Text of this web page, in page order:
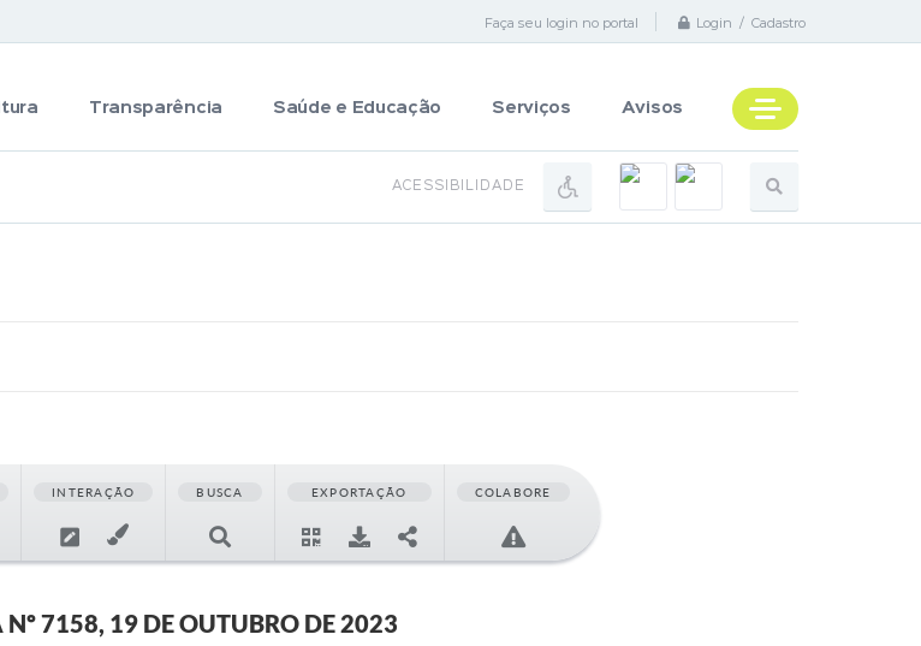
Faça seu login no portal Login / Cadastro
Transparência Saúde e Educação Serviços Avisos
ACESSIBILIDADE
INTERAÇÃO BUSCA EXPORTAÇÃO COLABORE
7158, 19 DE OUTUBRO DE 2023